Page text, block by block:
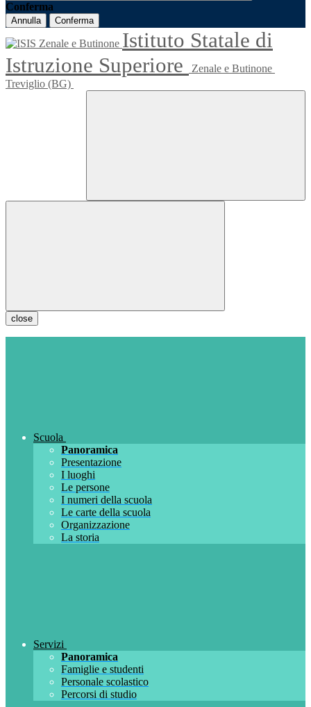
Conferma
Annulla Conferma
Istituto Statale di
Istruzione Superiore
Zenale e Butinone
Treviglio (BG)
close
Scuola
Panoramica
Presentazione
I luoghi
Le persone
I numeri della scuola
Le carte della scuola
Organizzazione
La storia
Servizi
Panoramica
Famiglie e studenti
Personale scolastico
Percorsi di studio